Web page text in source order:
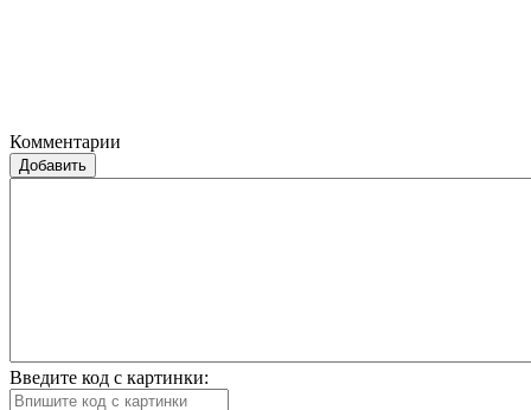
Комментарии
Добавить
Введите код с картинки: